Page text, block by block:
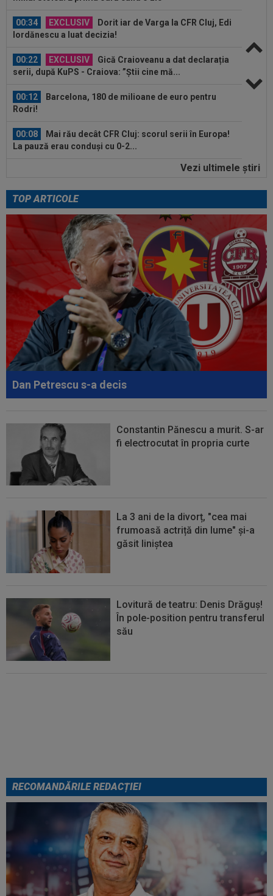
00:34 EXCLUSIV
Dorit iar de Varga la CFR Cluj, Edi
Iordănescu a luat decizia!
00:22 EXCLUSIV
Gică Craioveanu a dat declarația
serii, după KuPS - Craiova: ”Știi cine mă...
00:12
Barcelona, 180 de milioane de euro pentru
Rodri!
00:08
Mai rău decât CFR Cluj: scorul serii în Europa!
La pauză erau conduși cu 0-2...
Folha, OUT de la CFR Cluj după
23:52 EXCLUSIV
Gigi Becali: ”Am vândut un jucător
pe 3.000.000 €”
EXCLUSIV
Lovitură de proporții: Ioan Varga,
gata să renunțe la CFR și să preia alt club...
00:41 EXCLUSIV
Gigi Becali: ”Hai să-ți spun ce face
Mihai Stoica. E prima oară când o zic”
00:34 EXCLUSIV
Dorit iar de Varga la CFR Cluj, Edi
Iordănescu a luat decizia!
00:22 EXCLUSIV
Gică Craioveanu a dat declarația
serii, după KuPS - Craiova: ”Știi cine mă...
Vezi ultimele ştiri
TOP ARTICOLE
Dan Petrescu s-a decis
Constantin Pănescu a murit. S-ar
fi electrocutat în propria curte
La 3 ani de la divorț, "cea mai
frumoasă actriță din lume" și-a
găsit liniștea
Lovitură de teatru: Denis Drăguș!
În pole-position pentru transferul
său
RECOMANDĂRILE REDACȚIEI